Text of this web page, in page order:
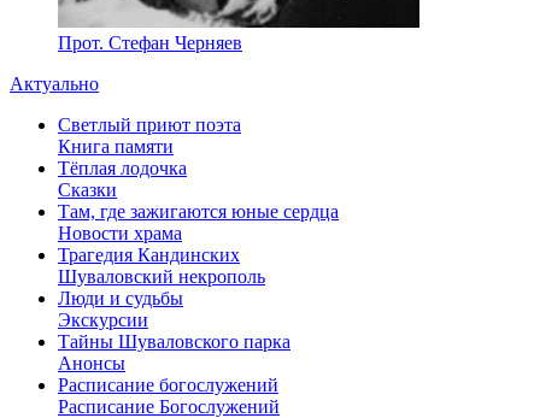
Прот. Стефан Черняев
Актуально
Светлый приют поэта
Книга памяти
Тёплая лодочка
Сказки
Там, где зажигаются юные сердца
Новости храма
Трагедия Кандинских
Шуваловский некрополь
Люди и судьбы
Экскурсии
Тайны Шуваловского парка
Анонсы
Расписание богослужений
Расписание Богослужений